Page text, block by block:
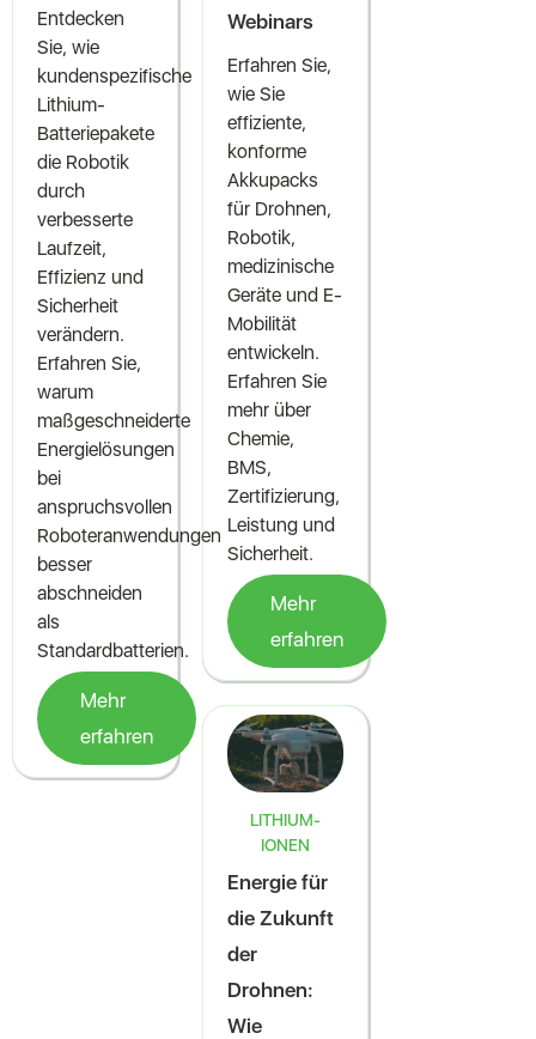
Entdecken
Sie, wie
kundenspezifische
Lithium-
Batteriepakete
die Robotik
durch
verbesserte
Laufzeit,
Effizienz und
Sicherheit
verändern.
Erfahren Sie,
warum
maßgeschneiderte
Energielösungen
bei
anspruchsvollen
Roboteranwendungen
besser
abschneiden
als
Standardbatterien.
Mehr
erfahren
Webinars
Erfahren Sie,
wie Sie
effiziente,
konforme
Akkupacks
für Drohnen,
Robotik,
medizinische
Geräte und E-
Mobilität
entwickeln.
Erfahren Sie
mehr über
Chemie,
BMS,
Zertifizierung,
Leistung und
Sicherheit.
Mehr
erfahren
LITHIUM-
IONEN
Energie für
die Zukunft
der
Drohnen:
Wie